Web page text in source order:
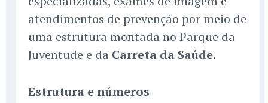
atendimentos de prevenção por meio de
uma estrutura montada no Parque da
Juventude e da Carreta da Saúde.
Estrutura e números